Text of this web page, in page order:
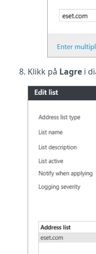
Klikk på Lagre i